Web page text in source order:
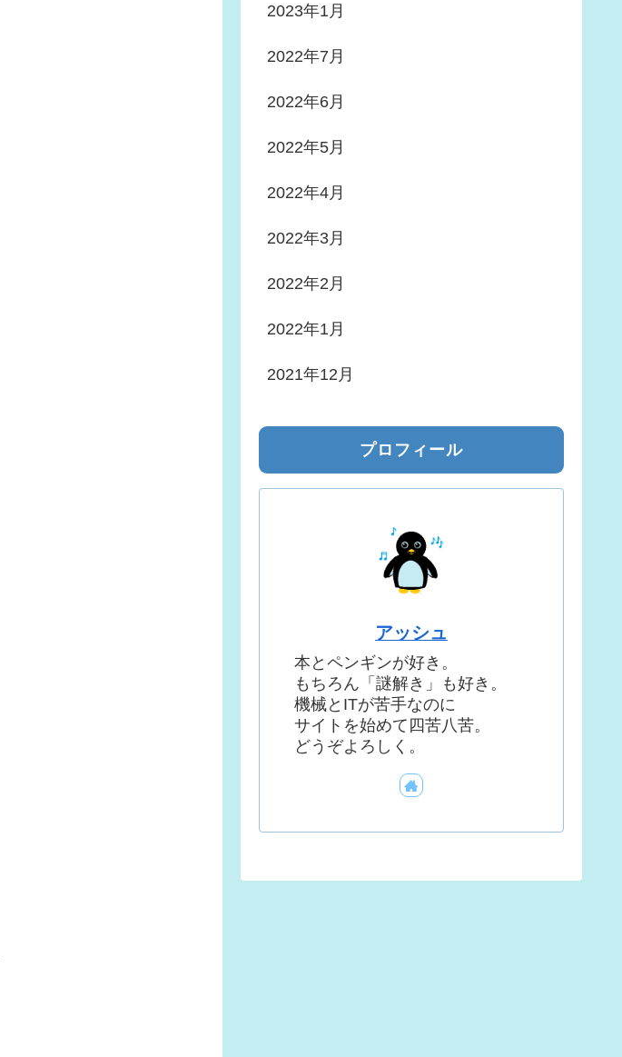
2023年1月
2022年7月
2022年6月
2022年5月
2022年4月
2022年3月
2022年2月
2022年1月
2021年12月
プロフィール
アッシュ
本とペンギンが好き。
もちろん「謎解き」も好き。
機械とITが苦手なのに
サイトを始めて四苦八苦。
どうぞよろしく。